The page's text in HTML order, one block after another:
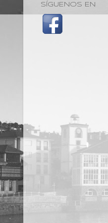
SÍGUENOS EN